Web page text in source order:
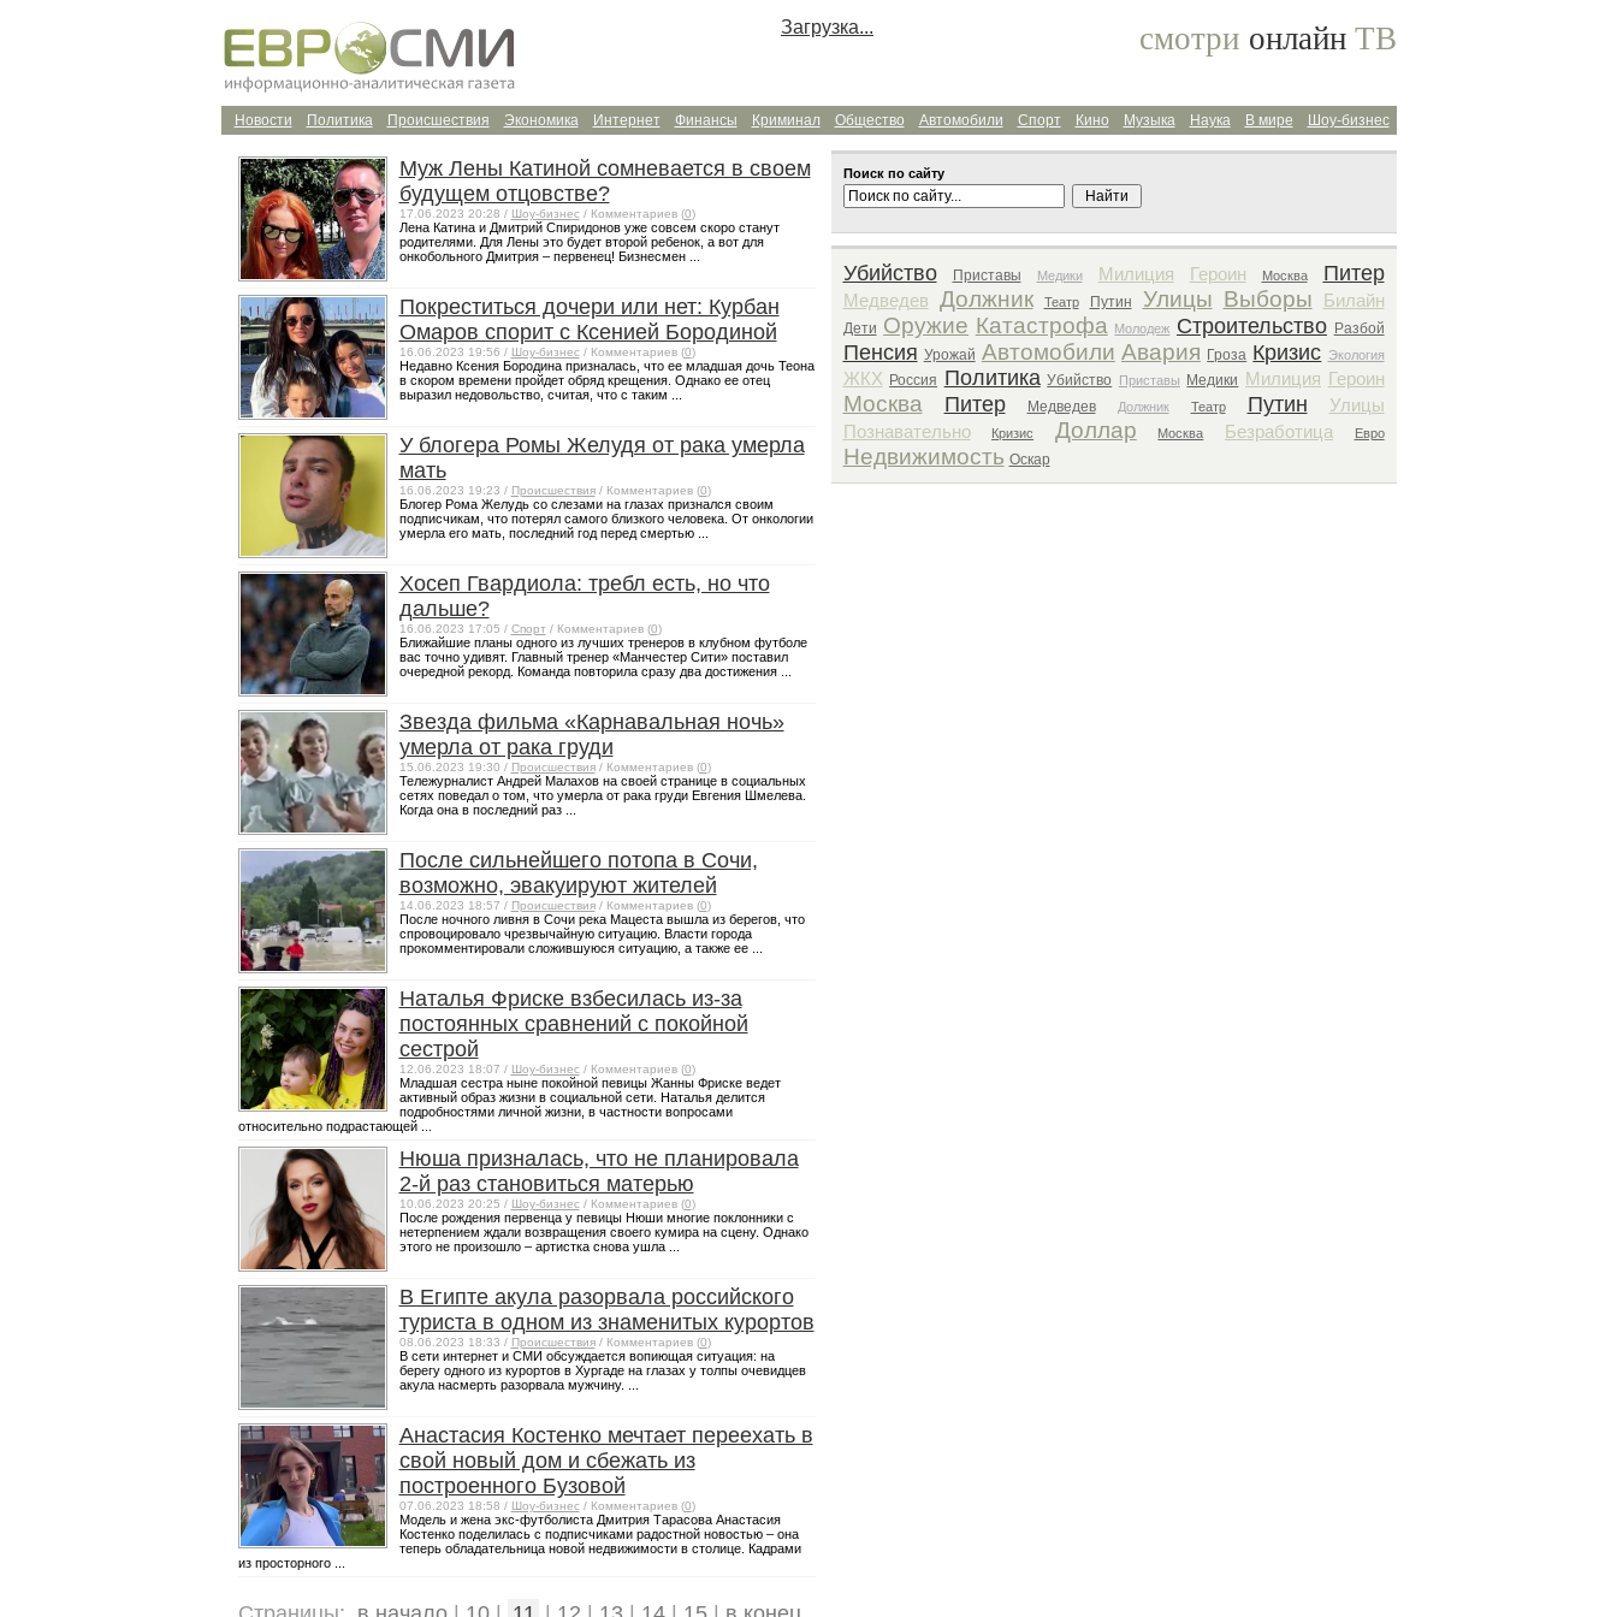
смотри онлайн ТВ
Шоу-бизнес
В мире
Наука
Музыка
Кино
Спорт
Автомобили
Общество
Криминал
Финансы
Интернет
Экономика
Происшествия
Политика
Новости
Муж Лены Катиной сомневается в своем
будущем отцовстве?
17.06.2023 20:28 / Шоу-бизнес/ Комментариев (0)
Лена Катина и Дмитрий Спиридонов уже совсем скоро станут
родителями. Для Лены это будет второй ребенок, а вот для
онкобольного Дмитрия – первенец! Бизнесмен ...
Покреститься дочери или нет: Курбан
Омаров спорит с Ксенией Бородиной
16.06.2023 19:56 / Шоу-бизнес/ Комментариев (0)
Недавно Ксения Бородина призналась, что ее младшая дочь Теона
в скором времени пройдет обряд крещения. Однако ее отец
выразил недовольство, считая, что с таким ...
У блогера Ромы Желудя от рака умерла
мать
16.06.2023 19:23 / Происшествия/ Комментариев (0)
Блогер Рома Желудь со слезами на глазах признался своим
подписчикам, что потерял самого близкого человека. От онкологии
умерла его мать, последний год перед смертью ...
Хосеп Гвардиола: требл есть, но что
дальше?
16.06.2023 17:05 / Спорт/ Комментариев (0)
Ближайшие планы одного из лучших тренеров в клубном футболе
вас точно удивят. Главный тренер «Манчестер Сити» поставил
очередной рекорд. Команда повторила сразу два достижения ...
Звезда фильма «Карнавальная ночь»
умерла от рака груди
15.06.2023 19:30 / Происшествия/ Комментариев (0)
Тележурналист Андрей Малахов на своей странице в социальных
сетях поведал о том, что умерла от рака груди Евгения Шмелева.
Когда она в последний раз ...
После сильнейшего потопа в Сочи,
возможно, эвакуируют жителей
14.06.2023 18:57 / Происшествия/ Комментариев (0)
После ночного ливня в Сочи река Мацеста вышла из берегов, что
спровоцировало чрезвычайную ситуацию. Власти города
прокомментировали сложившуюся ситуацию, а также ее ...
Наталья Фриске взбесилась из-за
постоянных сравнений с покойной
сестрой
12.06.2023 18:07 / Шоу-бизнес/ Комментариев (0)
Младшая сестра ныне покойной певицы Жанны Фриске ведет
активный образ жизни в социальной сети. Наталья делится
подробностями личной жизни, в частности вопросами
относительно подрастающей ...
Нюша призналась, что не планировала
2-й раз становиться матерью
10.06.2023 20:25 / Шоу-бизнес/ Комментариев (0)
После рождения первенца у певицы Нюши многие поклонники с
нетерпением ждали возвращения своего кумира на сцену. Однако
этого не произошло – артистка снова ушла ...
В Египте акула разорвала российского
туриста в одном из знаменитых курортов
08.06.2023 18:33 / Происшествия/ Комментариев (0)
В сети интернет и СМИ обсуждается вопиющая ситуация: на
берегу одного из курортов в Хургаде на глазах у толпы очевидцев
акула насмерть разорвала мужчину. ...
Анастасия Костенко мечтает переехать в
свой новый дом и сбежать из
построенного Бузовой
07.06.2023 18:58 / Шоу-бизнес/ Комментариев (0)
Модель и жена экс-футболиста Дмитрия Тарасова Анастасия
Костенко поделилась с подписчиками радостной новостью – она
теперь обладательница новой недвижимости в столице. Кадрами
из просторного ...
Поиск по сайту
Поиск архива
Убийство Приставы Медики Милиция Героин Москва Питер
Медведев Должник Театр Путин Улицы Выборы Билайн
Дети Оружие Катастрофа Молодеж Строительство Разбой
Пенсия Урожай Автомобили Авария Гроза Кризис Экология
ЖКХ Россия Политика Убийство Приставы Медики Милиция Героин
Москва Питер Медведев Должник Театр Путин
Улицы
Познавательно
Кризис Доллар Москва Безработица Евро
Недвижимость Оскар
Загрузка...